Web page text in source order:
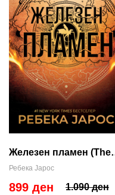
Железен пламен (The
Empyrean #2)
Ребека Јарос
1.090 ден
899 ден